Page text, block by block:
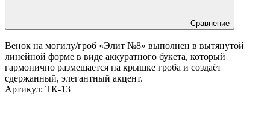
Сравнение
Венок на могилу/гроб «Элит №8» выполнен в вытянутой
линейной форме в виде аккуратного букета, который
гармонично размещается на крышке гроба и создаёт
сдержанный, элегантный акцент.
Артикул: ТК-13